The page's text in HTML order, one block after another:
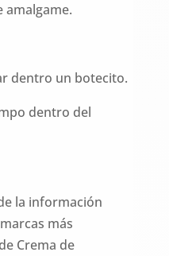
amalgame.
dentro un botecito.
dentro del
la información
más
Crema de